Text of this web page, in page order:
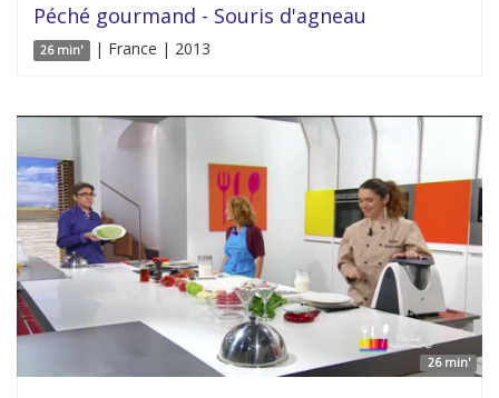
Péché gourmand - Souris d'agneau
26 min' | France | 2013
26 min'